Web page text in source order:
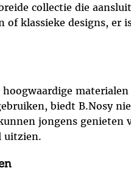
collectie die
klassieke designs, er
biedt B.Nosy
jongens genieten
uitzien.